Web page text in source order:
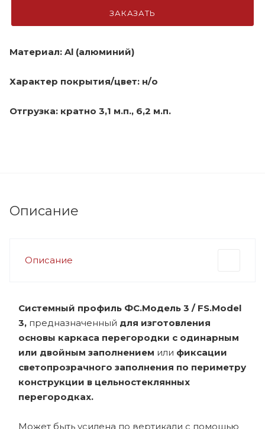
ЗАКАЗАТЬ
Материал: Al (алюминий)
Характер покрытия/цвет: н/о
Отгрузка: кратно 3,1 м.п., 6,2 м.п.
Описание
Описание
Системный профиль ФС.Модель 3 / FS.Model
3, предназначенный для изготовления
основы каркаса перегородки с одинарным
или двойным заполнением или фиксации
светопрозрачного заполнения по периметру
конструкции в цельностеклянных
перегородках.
Может быть усилена по вертикали с помощью